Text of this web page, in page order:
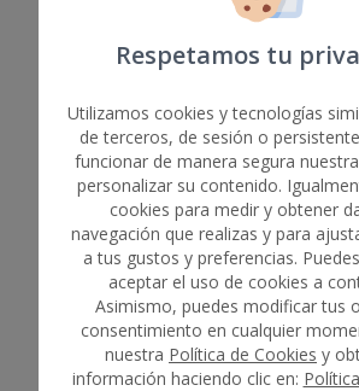
Respetamos tu
Utilizamos cookies y tecnologías
de terceros, de sesión o
funcionar de manera segura
personalizar su contenido.
cookies para medir y obtener
navegación que realizas y para
a tus gustos y preferencias.
aceptar el uso de cookies a
Asimismo, puedes modificar tus
consentimiento en cualquier
nuestra Política de Cookies y
información haciendo clic en: